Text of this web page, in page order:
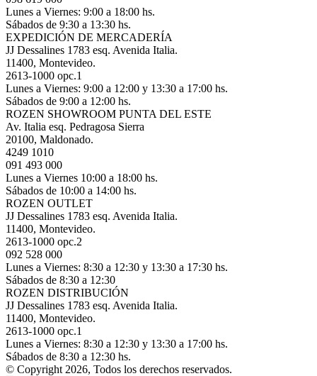
Lunes a Viernes: 9:00 a 18:00 hs.
Sábados de 9:30 a 13:30 hs.
EXPEDICIÓN DE MERCADERÍA
JJ Dessalines 1783 esq. Avenida Italia.
11400, Montevideo.
2613-1000 opc.1
Lunes a Viernes: 9:00 a 12:00 y 13:30 a 17:00 hs.
Sábados de 9:00 a 12:00 hs.
ROZEN SHOWROOM PUNTA DEL ESTE
Av. Italia esq. Pedragosa Sierra
20100, Maldonado.
4249 1010
091 493 000
Lunes a Viernes 10:00 a 18:00 hs.
Sábados de 10:00 a 14:00 hs.
ROZEN OUTLET
JJ Dessalines 1783 esq. Avenida Italia.
11400, Montevideo.
2613-1000 opc.2
092 528 000
Lunes a Viernes: 8:30 a 12:30 y 13:30 a 17:30 hs.
Sábados de 8:30 a 12:30
ROZEN DISTRIBUCIÓN
JJ Dessalines 1783 esq. Avenida Italia.
11400, Montevideo.
2613-1000 opc.1
Lunes a Viernes: 8:30 a 12:30 y 13:30 a 17:00 hs.
Sábados de 8:30 a 12:30 hs.
© Copyright 2026, Todos los derechos reservados.